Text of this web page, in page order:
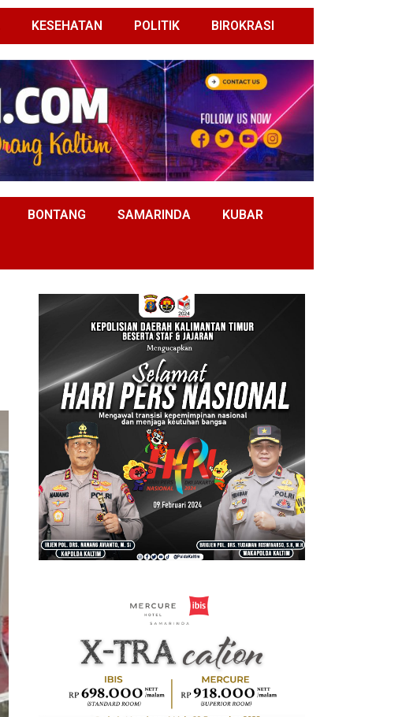
KESEHATAN POLITIK BIROKRASI
BONTANG SAMARINDA KUBAR